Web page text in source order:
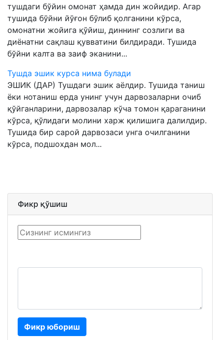
тушдаги бўйин омонат ҳамда дин жойидир. Агар
тушида бўйни йўғон бўлиб қолганини кўрса,
омонатни жойига қўйиш, диннинг созлиги ва
диёнатни сақлаш қувватини билдиради. Тушида
бўйни калта ва заиф эканини...
Тушда эшик курса нима булади
ЭШИК (ДАР) Тушдаги эшик аёлдир. Тушида таниш
ёки нотаниш ерда унинг учун дарвозаларни очиб
қўйганларини, дарвозалар кўча томон қараганини
кўрса, қўлидаги молини харж қилишига далилдир.
Тушида бир сарой дарвозаси унга очилганини
кўрса, подшохдан мол...
Фикр қўшиш
Фикр юбориш